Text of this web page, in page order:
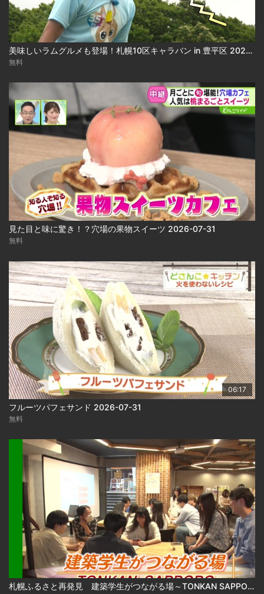
美味しいラムグルメも登場！札幌10区キャラバン in 豊平区 2026-07-31
無料
見た目と味に驚き！？穴場の果物スイーツ 2026-07-31
無料
06:17
フルーツパフェサンド 2026-07-31
無料
札幌ふるさと再発見 建築学生がつながる場～TONKAN SAPPORO～2026年8月1日放送